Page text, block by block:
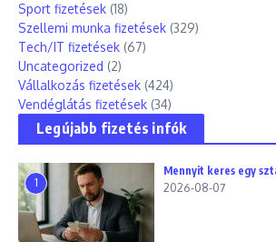
Sport fizetések (18)
Szellemi munka fizetések (329)
Tech/IT fizetések (67)
Uncategorized (2)
Vállalkozás fizetések (424)
Vendéglátás fizetések (34)
Legújabb fizetés infók
1
Mennyit keres egy
2026-08-07